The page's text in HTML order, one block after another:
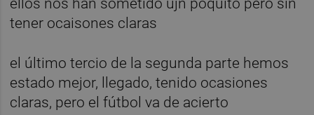
ellos nos han sometido ujn poquito pero sin
tener ocaisones claras
el último tercio de la segunda parte hemos
estado mejor, llegado, tenido ocasiones
claras, pero el fútbol va de acierto